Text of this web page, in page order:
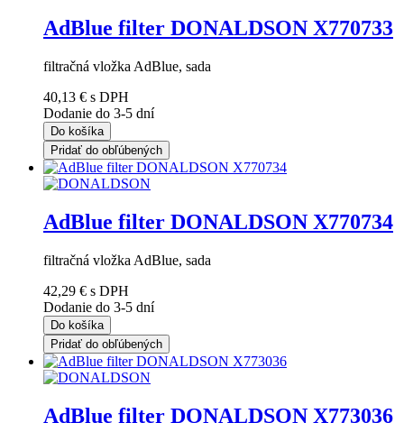
AdBlue filter DONALDSON X770733
filtračná vložka AdBlue, sada
40,13 € s DPH
Dodanie do 3-5 dní
Do košíka
Pridať do obľúbených
AdBlue filter DONALDSON X770734
filtračná vložka AdBlue, sada
42,29 € s DPH
Dodanie do 3-5 dní
Do košíka
Pridať do obľúbených
AdBlue filter DONALDSON X773036